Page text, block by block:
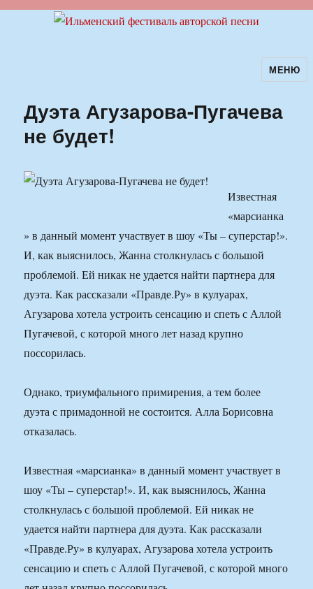
Ильменский фестиваль авторскойМЕНЮ
Дуэта Агузарова-Пугачева
не будет!
Известная
«марсианка
» в данный момент участвует в шоу «Ты – суперстар!».
И, как выяснилось, Жанна столкнулась с большой
проблемой. Ей никак не удается найти партнера для
дуэта. Как рассказали «Правде.Ру» в кулуарах,
Агузарова хотела устроить сенсацию и спеть с Аллой
Пугачевой, с которой много лет назад крупно
поссорилась.
Однако, триумфального примирения, а тем более
дуэта с примадонной не состоится. Алла Борисовна
отказалась.
Известная «марсианка» в данный момент участвует в
шоу «Ты – суперстар!». И, как выяснилось, Жанна
столкнулась с большой проблемой. Ей никак не
удается найти партнера для дуэта. Как рассказали
«Правде.Ру» в кулуарах, Агузарова хотела устроить
сенсацию и спеть с Аллой Пугачевой, с которой много